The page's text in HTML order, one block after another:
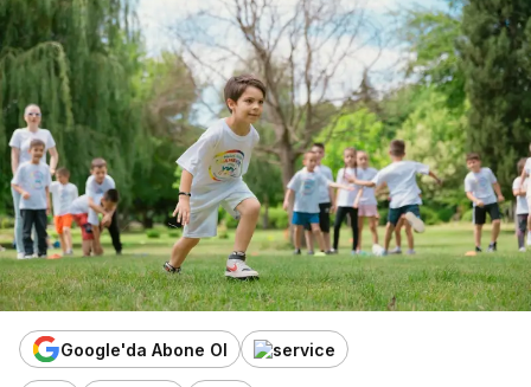
Google'da Abone Ol